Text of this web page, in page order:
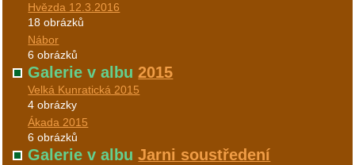
Hvězda 12.3.2016
18 obrázků
Nábor
6 obrázků
Galerie v albu2015
Velká Kunratická 2015
4 obrázky
Ákada 2015
6 obrázků
Galerie v albuJarni soustředení